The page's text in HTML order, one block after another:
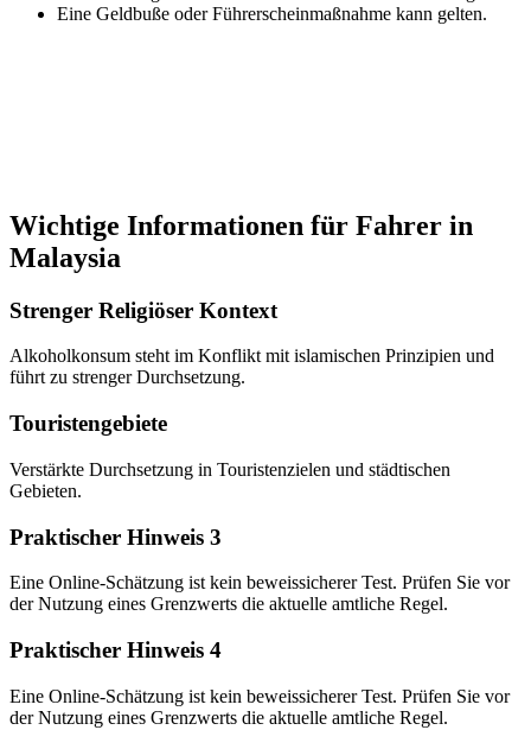
Eine Geldbuße oder Führerscheinmaßnahme kann gelten.
Wichtige Informationen für Fahrer in
Malaysia
Strenger Religiöser Kontext
Alkoholkonsum steht im Konflikt mit islamischen Prinzipien und
führt zu strenger Durchsetzung.
Touristengebiete
Verstärkte Durchsetzung in Touristenzielen und städtischen
Gebieten.
Praktischer Hinweis 3
Eine Online-Schätzung ist kein beweissicherer Test. Prüfen Sie vor
der Nutzung eines Grenzwerts die aktuelle amtliche Regel.
Praktischer Hinweis 4
Eine Online-Schätzung ist kein beweissicherer Test. Prüfen Sie vor
der Nutzung eines Grenzwerts die aktuelle amtliche Regel.